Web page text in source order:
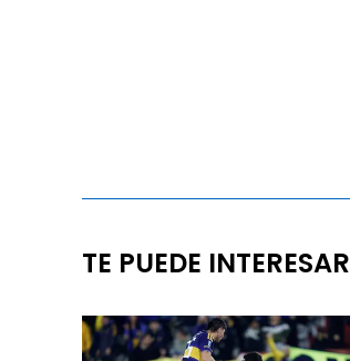
TE PUEDE INTERESAR